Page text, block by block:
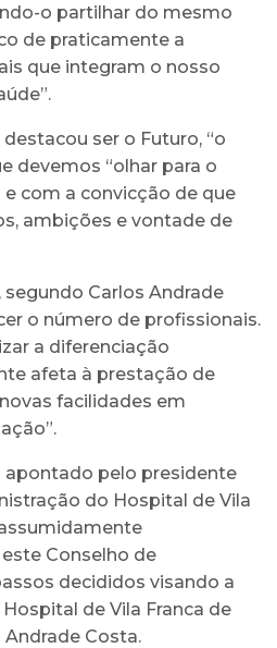
o partilhar do mesmo
de praticamente a
que integram o nosso
ser o Futuro, “o
devemos “olhar para o
com a convicção de que
ambições e vontade de
Carlos Andrade
o número de profissionais.
a diferenciação
afeta à prestação de
facilidades em
apontado pelo presidente
do Hospital de Vila
assumidamente
Conselho de
decididos visando a
de Vila Franca de
Andrade Costa.